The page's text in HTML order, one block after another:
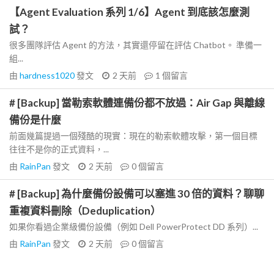
【Agent Evaluation 系列 1/6】Agent 到底該怎麼測
試？
很多團隊評估 Agent 的方法，其實還停留在評估 Chatbot。 準備一
組...
由 hardness1020發文 2 天前 1 個留言
# [Backup] 當勒索軟體連備份都不放過：Air Gap 與離線
備份是什麼
前面幾篇提過一個殘酷的現實：現在的勒索軟體攻擊，第一個目標
往往不是你的正式資料，...
由 RainPan 發文 2 天前 0個留言
# [Backup] 為什麼備份設備可以塞進 30 倍的資料？聊聊
重複資料刪除（Deduplication）
如果你看過企業級備份設備（例如 Dell PowerProtect DD 系列）...
由 RainPan 發文 2 天前 0個留言